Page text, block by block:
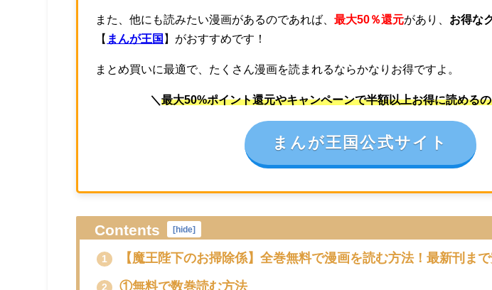
また、他にも読みたい漫画があるのであれば、最大50％還元があり、 お得な
【 まんが王国 】がおすすめです！
まとめ買いに最適で、たくさん漫画を読まれるならかなりお得ですよ。
＼ 最大50%ポイント還元やキャンペーンで半額以上お得に読める
まんが王国公式サイト
Contents [hide]
1 【魔王陛下のお掃除係】全巻無料で漫画を読む方法！最新刊ま
2 ①無料で数巻読む方法